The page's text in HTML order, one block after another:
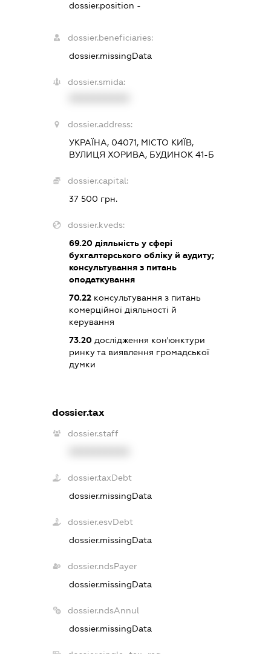
dossier.position -
dossier.beneficiaries:
dossier.missingData
dossier.smida:
dossier.address:
УКРАЇНА, 04071, МІСТО КИЇВ,
ВУЛИЦЯ ХОРИВА, БУДИНОК 41-Б
dossier.capital:
37 500 грн.
dossier.kveds:
69.20діяльність у сфері
бухгалтерського обліку й аудиту;
консультування з питань
оподаткування
70.22консультування з питань
комерційної діяльності й
керування
73.20дослідження кон'юнктури
ринку та виявлення громадської
думки
dossier.tax
dossier.staff
dossier.taxDebt
dossier.missingData
dossier.esvDebt
dossier.missingData
dossier.ndsPayer
dossier.missingData
dossier.ndsAnnul
dossier.missingData